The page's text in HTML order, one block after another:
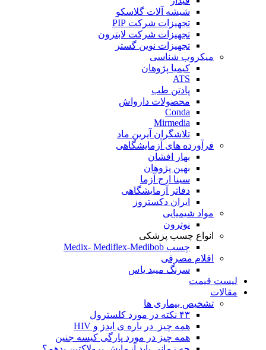
شیشه آلات گلاسکو
تجهیزات شرکت PIP
تجهیزات شرکت لابترون
تجهیزات نوین گستر
میکروب شناسی
کیمیا پژوهان
ATS
پادتن طب
محصولات دارواش
Conda
Mirmedia
تلاشگران آیرین ماد
فرآورده های آزمایشگاهی
بهار افشان
بهین پژوهان
سینا ارج آزما
دفاتر آزمایشگاهی
ایران دکستروز
مواد شیمیایی
نوترون
انواع چسب پزشکی
چسب Medix- Mediflex-Medibob
اقلام مصرفی
سرنگ میبد یاس
لیست قیمت
مقالات
تشخیص بیماری ها
۴۳ نکته در مورد کلسترول
همه چیز در باره ی ایدز و HIV
همه چیز در مورد پارگی کیسه جنین